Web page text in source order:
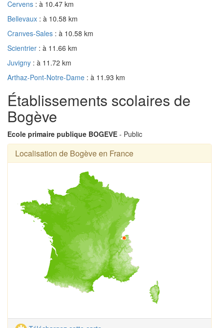
Cervens : à 10.47 km
Bellevaux : à 10.58 km
Cranves-Sales : à 10.58 km
Scientrier : à 11.66 km
Juvigny : à 11.72 km
Arthaz-Pont-Notre-Dame : à 11.93 km
Établissements scolaires de
Bogève
Ecole primaire publique BOGEVE - Public
Localisation de Bogève en France